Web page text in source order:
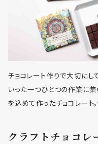
チョコレート作りで大切に
いった一つひとつの作業に集
を込めて作ったチョコレート
クラフトチョコレ